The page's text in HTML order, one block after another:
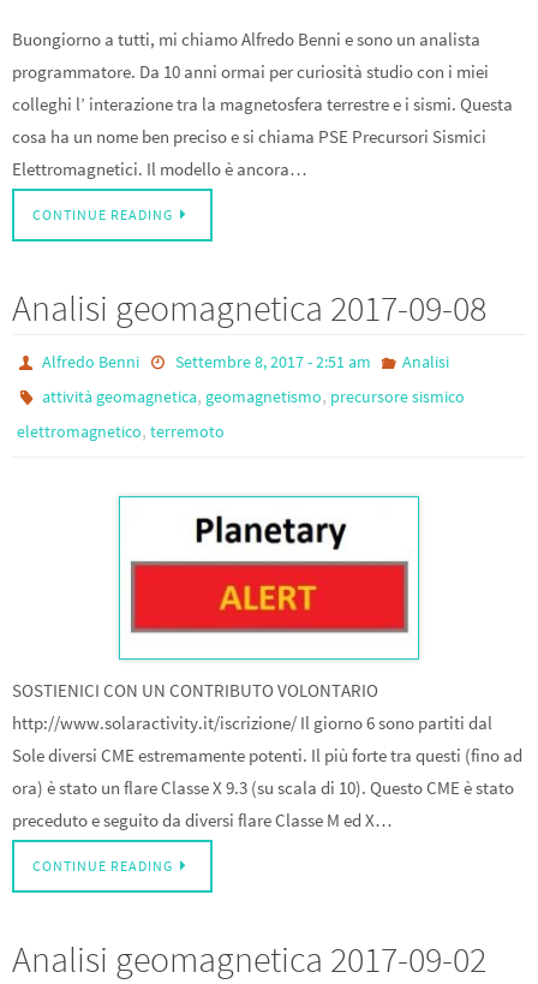
Buongiorno a tutti, mi chiamo Alfredo Benni e sono un analista
programmatore. Da 10 anni ormai per curiosità studio con i miei
colleghi l’ interazione tra la magnetosfera terrestre e i sismi. Questa
cosa ha un nome ben preciso e si chiama PSE Precursori Sismici
Elettromagnetici. Il modello è ancora…
CONTINUE READING
Analisi geomagnetica 2017-09-08
Alfredo Benni Settembre 8, 2017 - 2:51 am
Analisi
attività geomagnetica, geomagnetismo, precursore sismico
elettromagnetico, terremoto
SOSTIENICI CON UN CONTRIBUTO VOLONTARIO
http://www.solaractivity.it/iscrizione/ Il giorno 6 sono partiti dal
Sole diversi CME estremamente potenti. Il più forte tra questi (fino ad
ora) è stato un flare Classe X 9.3 (su scala di 10). Questo CME è stato
preceduto e seguito da diversi flare Classe M ed X…
CONTINUE READING
Analisi geomagnetica 2017-09-02